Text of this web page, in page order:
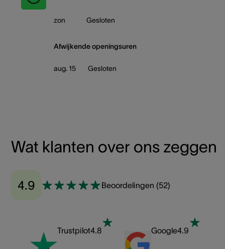
zon Gesloten
Afwijkende openingsuren
aug. 15 Gesloten
Wat klanten over ons zeggen
4.9 Beoordelingen (52)
Trustpilot4.8 Google4.9